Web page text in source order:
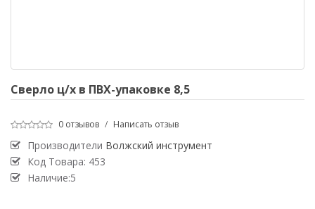
Сверло ц/х в ПВХ-упаковке 8,5
0 отзывов / Написать отзыв
Производители Волжский инструмент
Код Товара: 453
Наличие:5